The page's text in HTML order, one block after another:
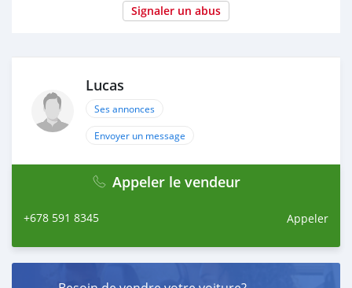
Signaler un abus
Lucas
Ses annonces
Envoyer un message
Appeler le vendeur
+678 591 8345 Appeler